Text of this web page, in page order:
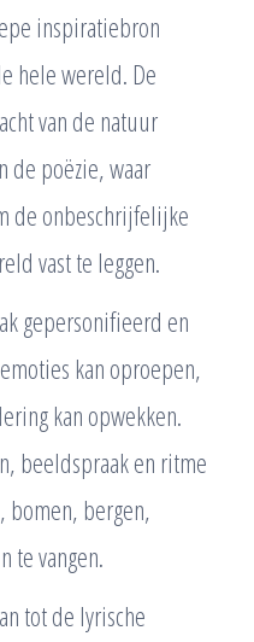
inspiratiebron
hele wereld. De
van de natuur
de poëzie, waar
de onbeschrijfelijke
vast te leggen.
gepersonifieerd en
kan oproepen,
kan opwekken.
beeldspraak en ritme
bomen, bergen,
te vangen.
tot de lyrische